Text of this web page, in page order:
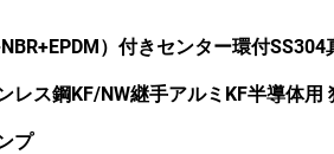
）付きセンター環付SS304
レス鋼KF/NW継手アルミKF半導体用
プ